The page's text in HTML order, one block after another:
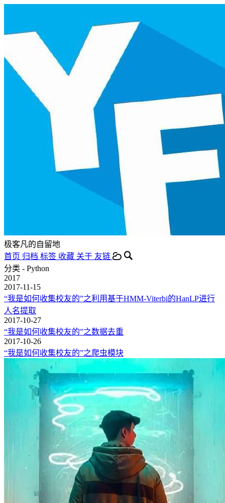
极客凡的自留地
首页 归档 标签 收藏 关于 友链
分类 - Python
2017
2017-11-15
“我是如何收集校友的”之利用基于HMM-Viterbi的HanLP进行
人名提取
2017-10-27
“我是如何收集校友的”之数据去重
2017-10-26
“我是如何收集校友的”之爬虫模块